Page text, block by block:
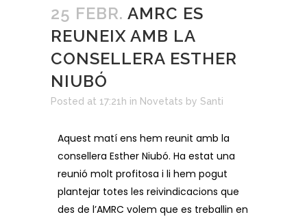
25 FEBR. AMRC ES
REUNEIX AMB LA
CONSELLERA ESTHER
NIUBÓ
Posted at 17:21h in Novetats by Santi
Aquest matí ens hem reunit amb la
consellera Esther Niubó. Ha estat una
reunió molt profitosa i li hem pogut
plantejar totes les reivindicacions que
des de l’AMRC volem que es treballin en